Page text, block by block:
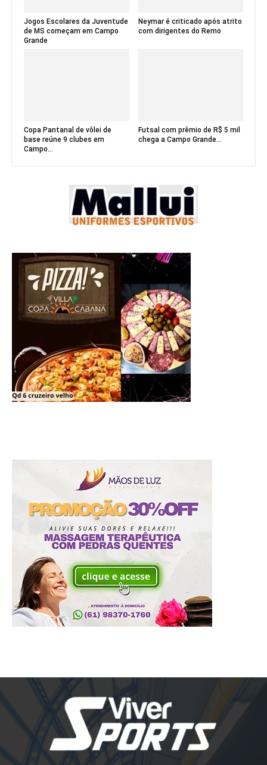
Jogos Escolares da Juventude
de MS começam em Campo
Grande
Neymar é criticado após atrito
com dirigentes do Remo
Copa Pantanal de vôlei de
base reúne 9 clubes em
Campo...
Futsal com prêmio de R$ 5 mil
chega a Campo Grande...